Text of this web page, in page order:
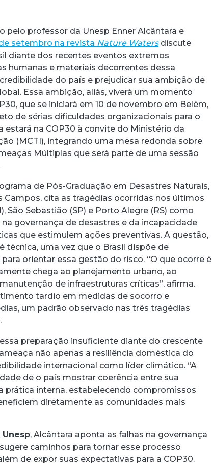
pelo professor da Unesp Enner Alcântara e
setembro na revista Nature Watersdiscute
diante dos recentes eventos extremos
humanas e materiais decorrentes dessa
do país e prejudicar sua ambição de
Essa ambição, aliás, viverá um momento
que se iniciará em 10 de novembro em Belém,
de sérias dificuldades organizacionais para o
estará na COP30 à convite do Ministério da
(MCTI), integrando uma mesa redonda sobre
Múltiplas que será parte de uma sessão
de Pós-Graduação em Desastres Naturais,
Campos, cita as tragédias ocorridas nos últimos
São Sebastião (SP) e Porto Alegre (RS) como
governança de desastres e da incapacidade
que estimulem ações preventivas. A questão,
técnica, uma vez que o Brasil dispõe de
orientar essa gestão do risco. “O que ocorre é
chega ao planejamento urbano, ao
de infraestruturas críticas”, afirma.
tardio em medidas de socorro e
um padrão observado nas três tragédias
preparação insuficiente diante do crescente
não apenas a resiliência doméstica do
internacional como líder climático. “A
de o país mostrar coerência entre sua
prática interna, estabelecendo compromissos
diretamente as comunidades mais
, Alcântara aponta as falhas na governança
caminhos para tornar esse processo
de expor suas expectativas para a COP30.
LinkedIn